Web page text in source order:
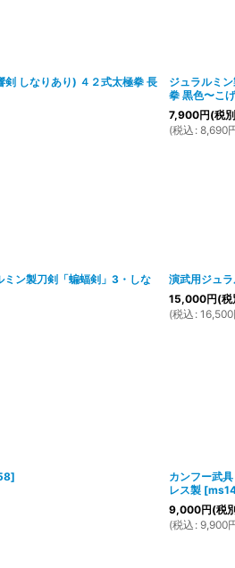
しなりあり) ４２式太極拳 長
ジュラルミ
拳 黒色〜こ
7,900円(税
(税込 : 8,690
ン製刀剣「蝙蝠剣」3・しな
演武用ジュ
15,000円(税
(税込 : 16,500
]
カンフー武
レス製 [
9,000円(税
(税込 : 9,900